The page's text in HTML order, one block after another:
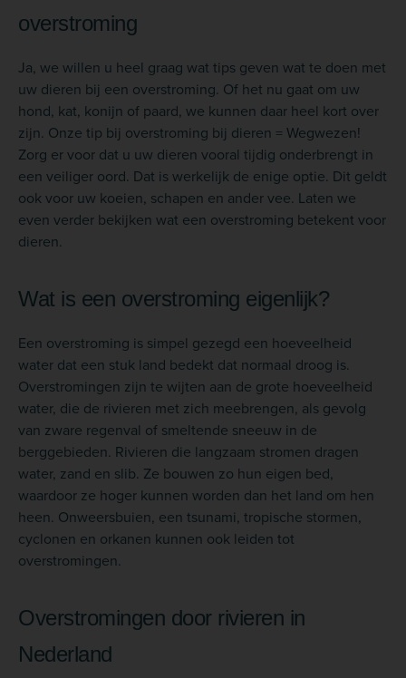
overstroming
Ja, we willen u heel graag wat tips geven wat te doen met
uw dieren bij een overstroming. Of het nu gaat om uw
hond, kat, konijn of paard, we kunnen daar heel kort over
zijn. Onze tip bij overstroming bij dieren = Wegwezen!
Zorg er voor dat u uw dieren vooral tijdig onderbrengt in
een veiliger oord. Dat is werkelijk de enige optie. Dit geldt
ook voor uw koeien, schapen en ander vee. Laten we
even verder bekijken wat een overstroming betekent voor
dieren.
Wat is een overstroming eigenlijk?
Een overstroming is simpel gezegd een hoeveelheid
water dat een stuk land bedekt dat normaal droog is.
Overstromingen zijn te wijten aan de grote hoeveelheid
water, die de rivieren met zich meebrengen, als gevolg
van zware regenval of smeltende sneeuw in de
berggebieden. Rivieren die langzaam stromen dragen
water, zand en slib. Ze bouwen zo hun eigen bed,
waardoor ze hoger kunnen worden dan het land om hen
heen. Onweersbuien, een tsunami, tropische stormen,
cyclonen en orkanen kunnen ook leiden tot
overstromingen.
Overstromingen door rivieren in
Nederland